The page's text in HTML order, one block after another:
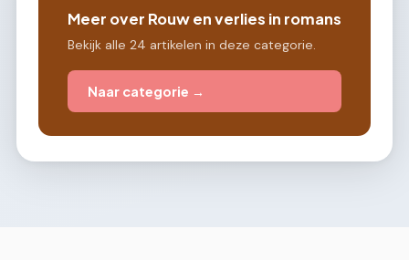
Meer over Rouw en verlies in romans
Bekijk alle 24 artikelen in deze categorie.
Naar categorie →